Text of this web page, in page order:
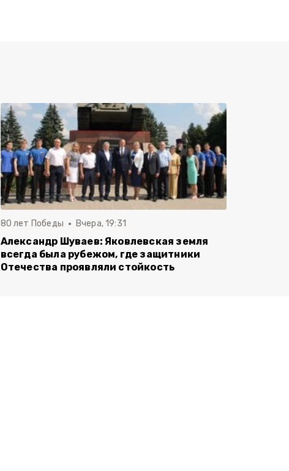
80 лет Победы Вчера, 19:31
Александр Шуваев: Яковлевская земля
всегда была рубежом, где защитники
Отечества проявляли стойкость